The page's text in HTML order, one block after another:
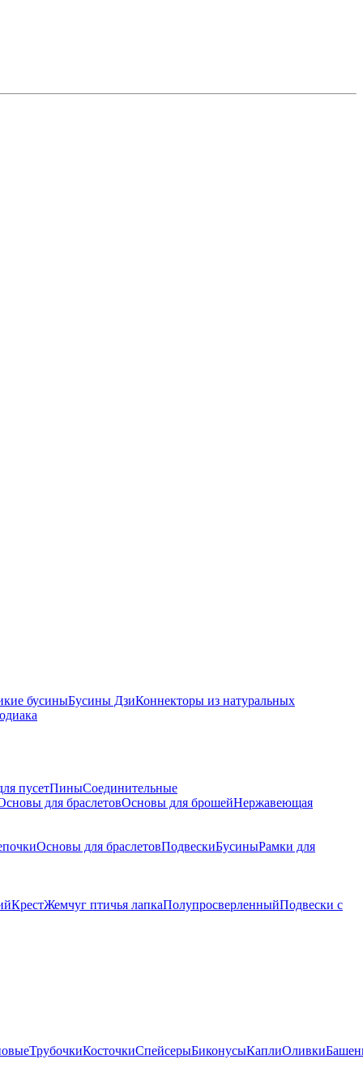
бусиныБусины ДзиКоннекторы из натуральных
пусетПиныСоединительные
для браслетовОсновы для брошейНержавеющая
Основы для браслетовПодвескиБусиныРамки для
КрестЖемчуг птичья лапкаПолупросверленныйПодвески с
ТрубочкиКосточкиСпейсерыБиконусыКаплиОливки